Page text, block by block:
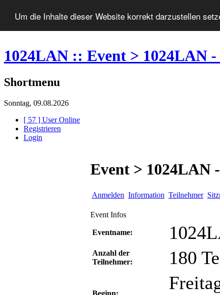
Um die Inhalte dieser Website korrekt darzustellen
1024LAN :: Event > 1024LAN -
Shortmenu
Sonntag, 09.08.2026
[ 57 ] User Online
Registrieren
Login
Event > 1024LAN
Anmelden Information Teilnehmer
Event Infos
Eventname:
Anzahl der
Teilnehmer:
180
Beginn: